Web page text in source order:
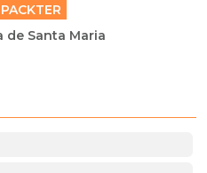
de Santa Maria